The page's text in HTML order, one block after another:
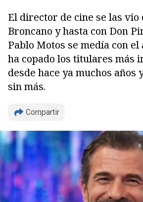
El director de cine se las vio
Broncano y hasta con Don
Pablo Motos se medía con
ha copado los titulares más
desde hace ya muchos años
sin más.
Compartir
Copiar